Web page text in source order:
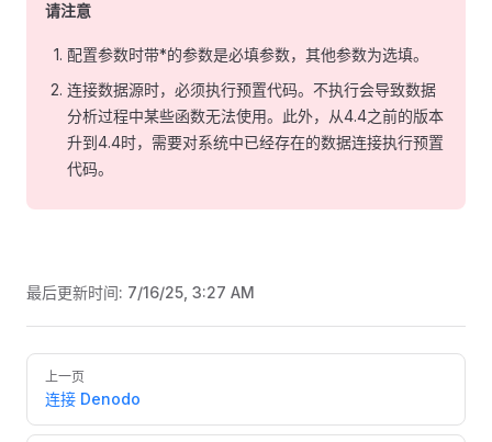
请注意
配置参数时带*的参数是必填参数，其他参数为选填。
连接数据源时，必须执行预置代码。不执行会导致数据
分析过程中某些函数无法使用。此外，从4.4之前的版本
升到4.4时，需要对系统中已经存在的数据连接执行预置
代码。
最后更新时间: 7/16/25, 3:27 AM
Pager
上一页
连接 Denodo